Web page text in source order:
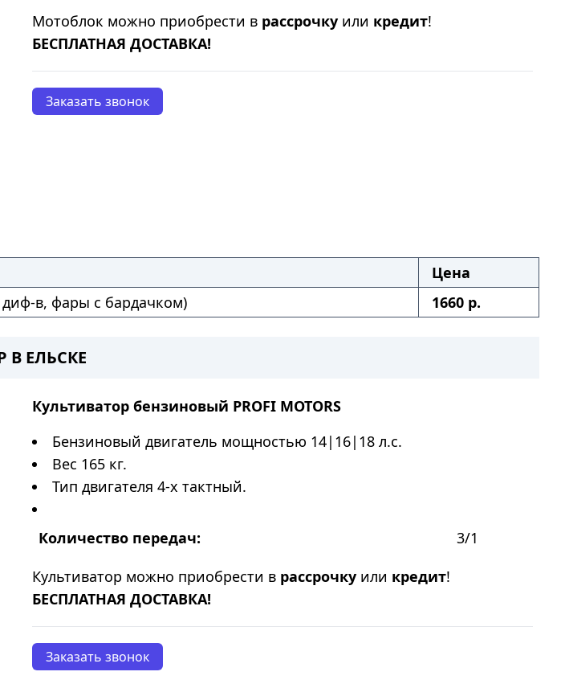
Мотоблок можно приобрести в рассрочку или кредит!
БЕСПЛАТНАЯ ДОСТАВКА!
Заказать звонок
Цена
диф-в, фары с бардачком) 1660 р.
В ЕЛЬСКЕ
Культиватор бензиновый PROFI MOTORS
Бензиновый двигатель мощностью 14|16|18 л.с.
Вес 165 кг.
Тип двигателя 4-х тактный.
Количество передач:
3/1
Культиватор можно приобрести в рассрочку или кредит!
БЕСПЛАТНАЯ ДОСТАВКА!
Заказать звонок